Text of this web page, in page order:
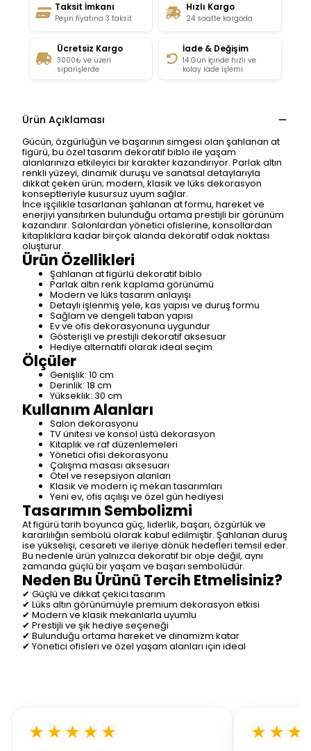
Taksit İmkanı
Peşin fiyatına 3 taksit
Hızlı Kargo
24 saatte kargoda.
Ücretsiz Kargo
3000₺ ve üzeri
siparişlerde
İade & Değişim
14 Gün İçinde hızlı ve
kolay iade işlemi.
Ürün Açıklaması
Gücün, özgürlüğün ve başarının simgesi olan şahlanan at
figürü, bu özel tasarım dekoratif biblo ile yaşam
alanlarınıza etkileyici bir karakter kazandırıyor. Parlak altın
renkli yüzeyi, dinamik duruşu ve sanatsal detaylarıyla
dikkat çeken ürün; modern, klasik ve lüks dekorasyon
konseptleriyle kusursuz uyum sağlar.
İnce işçilikle tasarlanan şahlanan at formu, hareket ve
enerjiyi yansıtırken bulunduğu ortama prestijli bir görünüm
kazandırır. Salonlardan yönetici ofislerine, konsollardan
kitaplıklara kadar birçok alanda dekoratif odak noktası
oluşturur.
Ürün Özellikleri
Şahlanan at figürlü dekoratif biblo
Parlak altın renk kaplama görünümü
Modern ve lüks tasarım anlayışı
Detaylı işlenmiş yele, kas yapısı ve duruş formu
Sağlam ve dengeli taban yapısı
Ev ve ofis dekorasyonuna uygundur
Gösterişli ve prestijli dekoratif aksesuar
Hediye alternatifi olarak ideal seçim
Ölçüler
Genişlik: 10 cm
Derinlik: 18 cm
Yükseklik: 30 cm
Kullanım Alanları
Salon dekorasyonu
TV ünitesi ve konsol üstü dekorasyon
Kitaplık ve raf düzenlemeleri
Yönetici ofisi dekorasyonu
Çalışma masası aksesuarı
Otel ve resepsiyon alanları
Klasik ve modern iç mekan tasarımları
Yeni ev, ofis açılışı ve özel gün hediyesi
Tasarımın Sembolizmi
At figürü tarih boyunca güç, liderlik, başarı, özgürlük ve
kararlılığın sembolü olarak kabul edilmiştir. Şahlanan duruş
ise yükselişi, cesareti ve ileriye dönük hedefleri temsil eder.
Bu nedenle ürün yalnızca dekoratif bir obje değil, aynı
zamanda güçlü bir yaşam ve başarı sembolüdür.
Neden Bu Ürünü Tercih Etmelisiniz?
✔ Güçlü ve dikkat çekici tasarım
✔ Lüks altın görünümüyle premium dekorasyon etkisi
✔ Modern ve klasik mekanlarla uyumlu
✔ Prestijli ve şık hediye seçeneği
✔ Bulunduğu ortama hareket ve dinamizm katar
✔ Yönetici ofisleri ve özel yaşam alanları için ideal
★★★★★